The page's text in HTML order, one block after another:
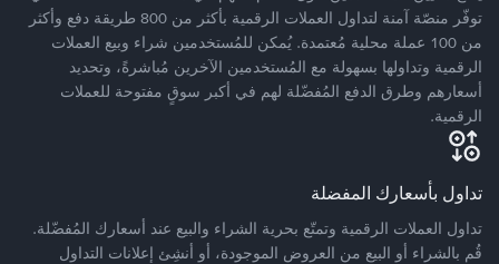
توفّر منصّة آمنة لتداول العملات الرقمية بأكثر من 800 طريقة دفع وأكثر
من 100 عملة محلية مُعتمدة. يُمكن للمُستخدمين شراء وبيع العملات
الرقمية وتداولها بسهولة مع المُستخدمين الآخرين مُباشرةً، وتحديد
أسعارهم وطرق الدفع المُفضّلة لهم في أكبر سوقٍ مفتوحة للعملات
الرقمية.
تداول بأسعارك المفضلة
تداول العملات الرقمية وتمتّع بحرية الشراء والبيع عند أسعارك المُفضّلة.
قُم بالشراء أو البيع من العروض الموجودة، أو أنشِئ إعلانات التداول